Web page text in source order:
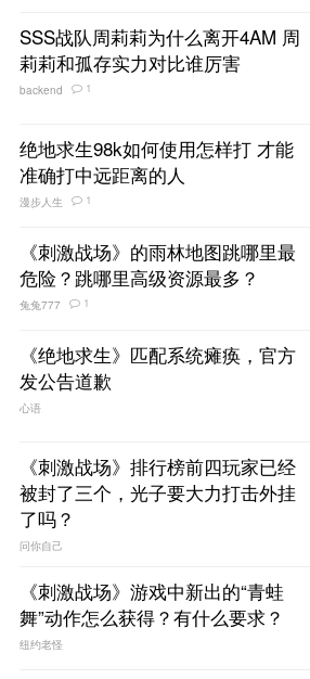
SSS战队周莉莉为什么离开4AM 周
莉莉和孤存实力对比谁厉害
backend 1
绝地求生98k如何使用怎样打 才能
准确打中远距离的人
漫步人生 1
《刺激战场》的雨林地图跳哪里最
危险？跳哪里高级资源最多？
兔兔777 1
《绝地求生》匹配系统瘫痪，官方
发公告道歉
心语
《刺激战场》排行榜前四玩家已经
被封了三个，光子要大力打击外挂
了吗？
问你自己
《刺激战场》游戏中新出的“青蛙
舞”动作怎么获得？有什么要求？
纽约老怪